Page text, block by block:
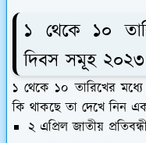
১ থেকে ১০
দিবস সমূহ ২০২৩
১ থেকে ১০ তারিখের
কি থাকছে তা দেখে নিন
২ এপ্রিল জাতীয়